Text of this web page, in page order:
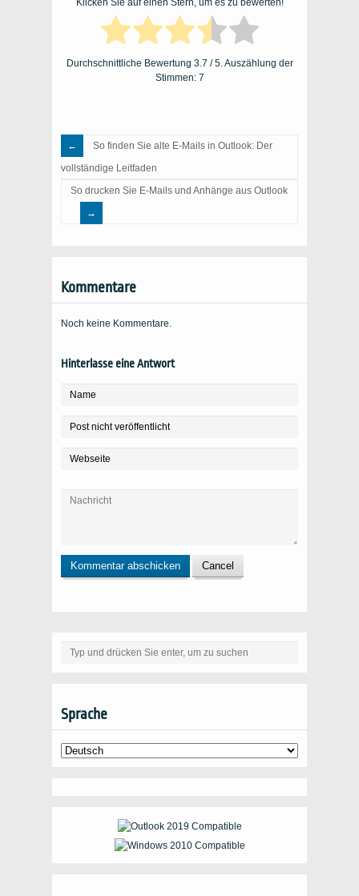
Klicken Sie auf einen Stern, um es zu bewerten!
Durchschnittliche Bewertung 3.7 / 5. Auszählung der
Stimmen: 7
So finden Sie alte E-Mails in Outlook: Der
vollständige Leitfaden
So drucken Sie E-Mails und Anhänge aus Outlook
Kommentare
Noch keine Kommentare.
Hinterlasse eine Antwort
Sprache